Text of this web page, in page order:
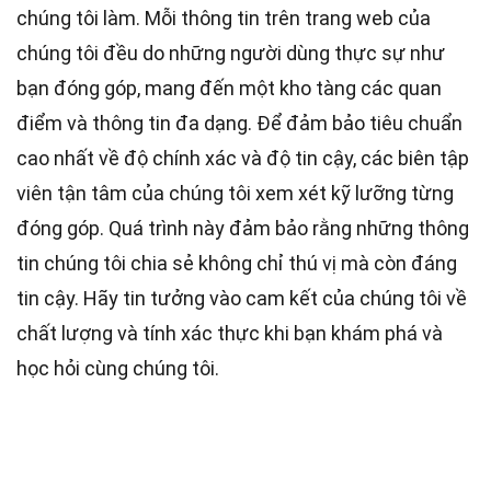
chúng tôi làm. Mỗi thông tin trên trang web của
chúng tôi đều do những người dùng thực sự như
bạn đóng góp, mang đến một kho tàng các quan
điểm và thông tin đa dạng. Để đảm bảo tiêu chuẩn
cao nhất về độ chính xác và độ tin cậy, các biên tập
viên tận tâm của chúng tôi xem xét kỹ lưỡng từng
đóng góp. Quá trình này đảm bảo rằng những thông
tin chúng tôi chia sẻ không chỉ thú vị mà còn đáng
tin cậy. Hãy tin tưởng vào cam kết của chúng tôi về
chất lượng và tính xác thực khi bạn khám phá và
học hỏi cùng chúng tôi.